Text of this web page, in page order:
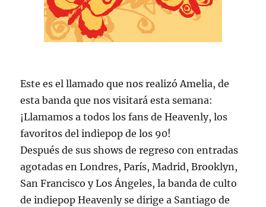
Este es el llamado que nos realizó Amelia, de
esta banda que nos visitará esta semana:
¡Llamamos a todos los fans de Heavenly, los
favoritos del indiepop de los 90!
Después de sus shows de regreso con entradas
agotadas en Londres, París, Madrid, Brooklyn,
San Francisco y Los Ángeles, la banda de culto
de indiepop Heavenly se dirige a Santiago de